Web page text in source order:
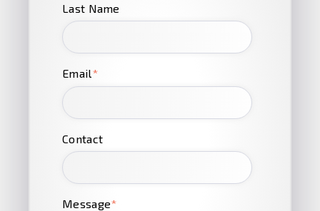
Last Name
Email*
Contact
Message*